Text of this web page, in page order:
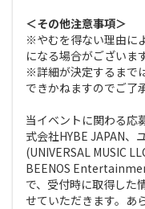
＜その他注意事項＞
※やむを得ない理由に
になる場合がございま
※詳細が決定するまで
できかねますのでご了
当イベントに関わる応
式会社HYBE JAPAN、
(UNIVERSAL MUSIC
BEENOS
で、受付時に取得した
せていただきます。あ